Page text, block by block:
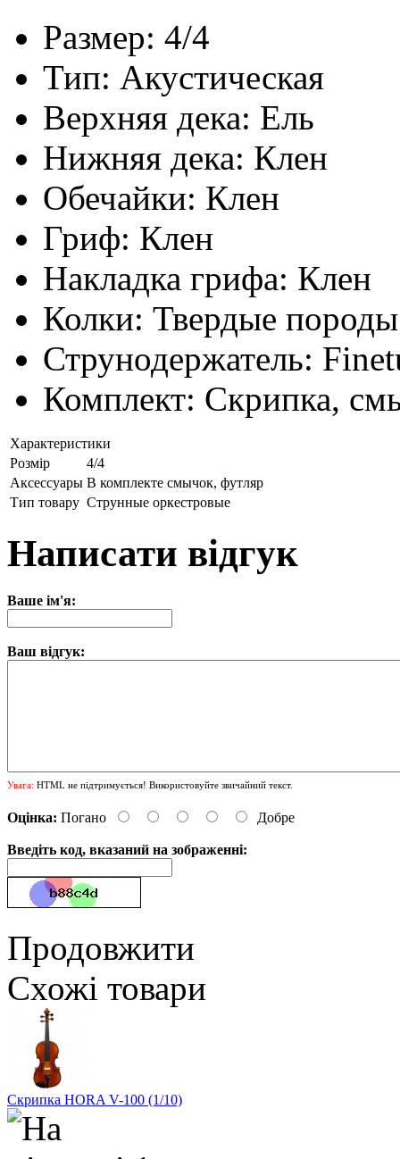
Размер: 4/4
Тип: Акустическая
Верхняя дека: Ель
Нижняя дека: Клен
Обечайки: Клен
Гриф: Клен
Накладка грифа: Клен
Колки: Твердые
Струнодержатель:
Комплект: Скрипка,
Характеристики
Розмір
4/4
Аксессуары В комплекте смычок, футляр
Тип товару Струнные оркестровые
Написати відгук
Ваше ім'я:
Ваш відгук:
Увага: HTML не підтримується! Використовуйте звичайний текст.
Оцінка: Погано Добре
Введіть код, вказаний на зображенні:
Продовжити
Схожі товари
Скрипка HORA V-100 (1/10)